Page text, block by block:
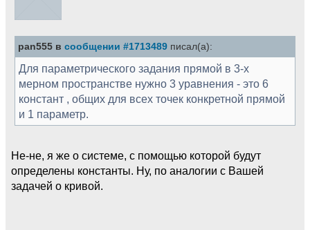
pan555 в сообщении #1713489 писал(а):
Для параметрического задания прямой в 3-х
мерном пространстве нужно 3 уравнения - это 6
констант , общих для всех точек конкретной прямой
и 1 параметр.
Не-не, я же о системе, с помощью которой будут
определены константы. Ну, по аналогии с Вашей
задачей о кривой.